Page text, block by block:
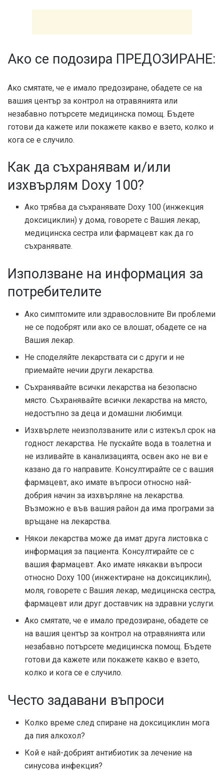
Ако се подозира ПРЕДОЗИРАНЕ:
Ако смятате, че е имало предозиране, обадете се на
вашия център за контрол на отравянията или
незабавно потърсете медицинска помощ. Бъдете
готови да кажете или покажете какво е взето, колко и
кога се е случило.
Как да съхранявам и/или
изхвърлям Doxy 100?
Ако трябва да съхранявате Doxy 100 (инжекция
доксициклин) у дома, говорете с Вашия лекар,
медицинска сестра или фармацевт как да го
съхранявате.
Използване на информация за
потребителите
Ако симптомите или здравословните Ви проблеми
не се подобрят или ако се влошат, обадете се на
Вашия лекар.
Не споделяйте лекарствата си с други и не
приемайте нечии други лекарства.
Съхранявайте всички лекарства на безопасно
място. Съхранявайте всички лекарства на място,
недостъпно за деца и домашни любимци.
Изхвърлете неизползваните или с изтекъл срок на
годност лекарства. Не пускайте вода в тоалетна и
не изливайте в канализацията, освен ако не ви е
казано да го направите. Консултирайте се с вашия
фармацевт, ако имате въпроси относно най-
добрия начин за изхвърляне на лекарства.
Възможно е във вашия район да има програми за
връщане на лекарства.
Някои лекарства може да имат друга листовка с
информация за пациента. Консултирайте се с
вашия фармацевт. Ако имате някакви въпроси
относно Doxy 100 (инжектиране на доксициклин),
моля, говорете с Вашия лекар, медицинска сестра,
фармацевт или друг доставчик на здравни услуги.
Ако смятате, че е имало предозиране, обадете се
на вашия център за контрол на отравянията или
незабавно потърсете медицинска помощ. Бъдете
готови да кажете или покажете какво е взето,
колко и кога се е случило.
Често задавани въпроси
Колко време след спиране на доксициклин мога
да пия алкохол?
Кой е най-добрият антибиотик за лечение на
синусова инфекция?